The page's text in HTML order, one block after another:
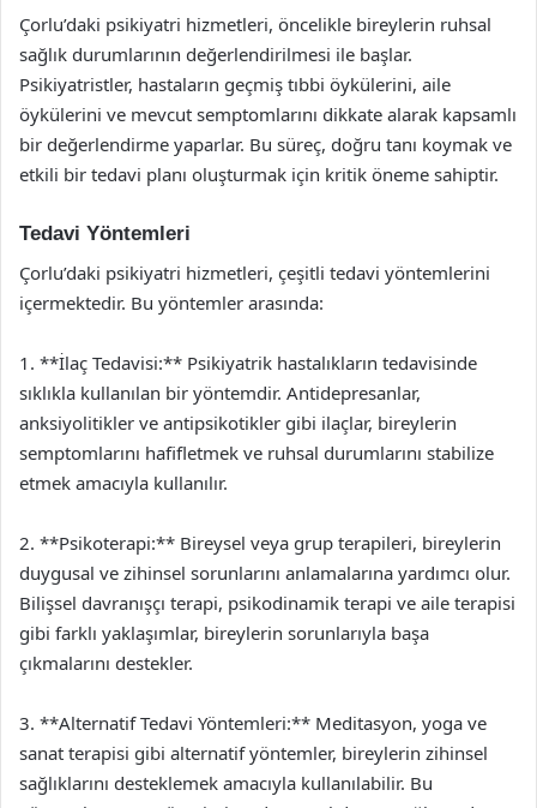
Çorlu’daki psikiyatri hizmetleri, öncelikle bireylerin ruhsal
sağlık durumlarının değerlendirilmesi ile başlar.
Psikiyatristler, hastaların geçmiş tıbbi öykülerini, aile
öykülerini ve mevcut semptomlarını dikkate alarak kapsamlı
bir değerlendirme yaparlar. Bu süreç, doğru tanı koymak ve
etkili bir tedavi planı oluşturmak için kritik öneme sahiptir.
Tedavi Yöntemleri
Çorlu’daki psikiyatri hizmetleri, çeşitli tedavi yöntemlerini
içermektedir. Bu yöntemler arasında:
1. **İlaç Tedavisi:** Psikiyatrik hastalıkların tedavisinde
sıklıkla kullanılan bir yöntemdir. Antidepresanlar,
anksiyolitikler ve antipsikotikler gibi ilaçlar, bireylerin
semptomlarını hafifletmek ve ruhsal durumlarını stabilize
etmek amacıyla kullanılır.
2. **Psikoterapi:** Bireysel veya grup terapileri, bireylerin
duygusal ve zihinsel sorunlarını anlamalarına yardımcı olur.
Bilişsel davranışçı terapi, psikodinamik terapi ve aile terapisi
gibi farklı yaklaşımlar, bireylerin sorunlarıyla başa
çıkmalarını destekler.
3. **Alternatif Tedavi Yöntemleri:** Meditasyon, yoga ve
sanat terapisi gibi alternatif yöntemler, bireylerin zihinsel
sağlıklarını desteklemek amacıyla kullanılabilir. Bu